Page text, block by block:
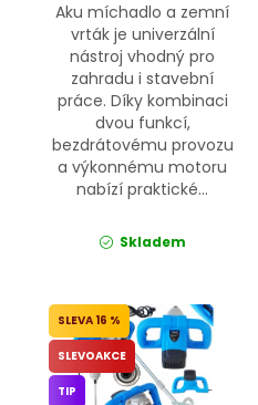
Aku míchadlo a zemní
vrták je univerzální
nástroj vhodný pro
zahradu i stavební
práce. Díky kombinaci
dvou funkcí,
bezdrátovému provozu
a výkonnému motoru
nabízí praktické...
Skladem
16 %
SLEVOAKCE
TIP